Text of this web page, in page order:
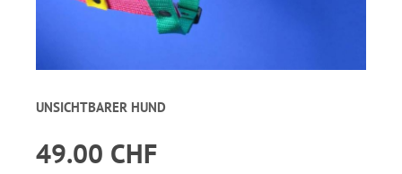
UNSICHTBARER HUND
49.00 CHF